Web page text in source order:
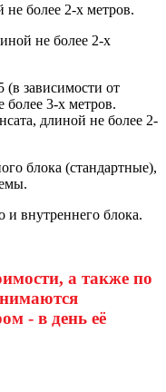
не более 2-х метров.
не более 2-х
зависимости от
3-х метров.
длиной не более 2-
блока (стандартные),
и внутреннего блока.
а также по
- в день её